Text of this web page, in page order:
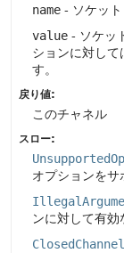
name - ソケッ
value - ソケッ
ションに対して
す。
戻り値:
このチャネル
スロー:
オプションをサ
ンに対して有